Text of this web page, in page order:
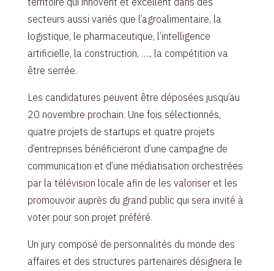
secteurs aussi variés que l’agroalimentaire, la
logistique, le pharmaceutique, l’intelligence
artificielle, la construction, …., la compétition va
être serrée.
Les candidatures peuvent être déposées jusqu’au
20 novembre prochain. Une fois sélectionnés,
quatre projets de startups et quatre projets
d’entreprises bénéficieront d’une campagne de
communication et d’une médiatisation orchestrées
par la télévision locale afin de les valoriser et les
promouvoir auprès du grand public qui sera invité à
voter pour son projet préféré.
Un jury composé de personnalités du monde des
affaires et des structures partenaires désignera le